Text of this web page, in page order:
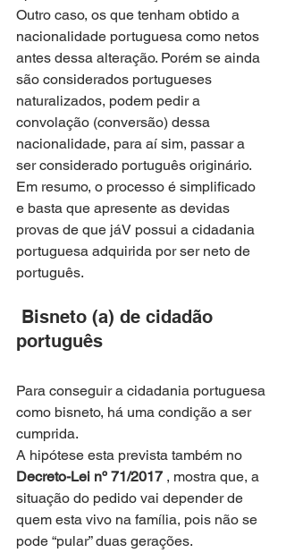
Outro caso, os que tenham obtido a
nacionalidade portuguesa como netos
antes dessa alteração. Porém se ainda
são considerados portugueses
naturalizados, podem pedir a
convolação (conversão) dessa
nacionalidade, para aí sim, passar a
ser considerado português originário.
Em resumo, o processo é simplificado
e basta que apresente as devidas
provas de que jáV possui a cidadania
portuguesa adquirida por ser neto de
português.
português
Para conseguir a cidadania portuguesa
como bisneto, há uma condição a ser
cumprida.
A hipótese esta prevista também no
Decreto-Lei nº 71/2017 , mostra que, a
situação do pedido vai depender de
quem esta vivo na família, pois não se
pode “pular” duas gerações.